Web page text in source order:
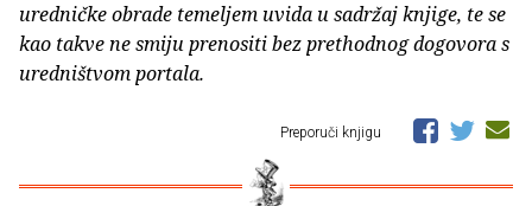
uredničke obrade temeljem uvida u sadržaj knjige, te se
kao takve ne smiju prenositi bez prethodnog dogovora s
uredništvom portala.
Preporuči knjigu